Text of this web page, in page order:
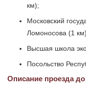
км);
Московский
Ломоносова (1
Высшая школа
Посольство
Описание проезда до